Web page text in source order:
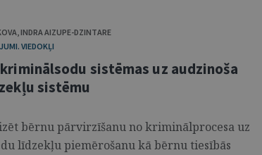
,INDRA AIZUPE-DZINTARE
VIEDOKĻI
sistēmas uz audzinoša
sistēmu
bērnu pārvirzīšanu no kriminālprocesa uz
līdzekļu piemērošanu kā bērnu tiesībās